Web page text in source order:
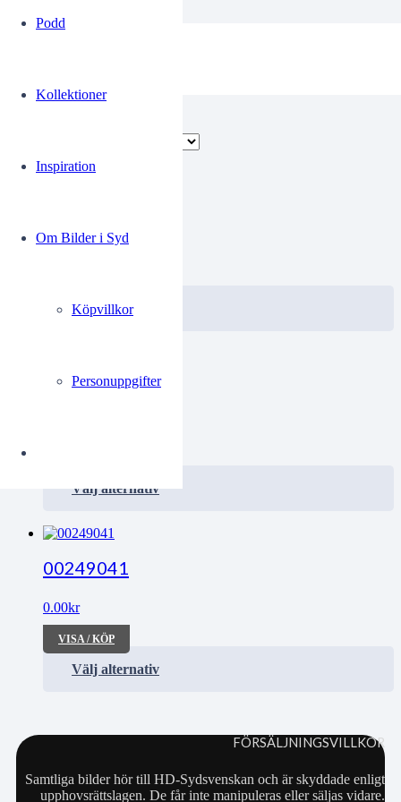
Podd
Kollektioner
Inspiration
Om Bilder i Syd
Köpvillkor
Personuppgifter
0.00kr
Välj alternativ
00249038
Välj alternativ
00249041
0.00kr
VISA / KÖP
Välj alternativ
FÖRSÄLJNINGSVILLKOR
Samtliga bilder hör till HD-Sydsvenskan och är skyddade enligt
upphovsrättslagen. De får inte manipuleras eller säljas vidare.